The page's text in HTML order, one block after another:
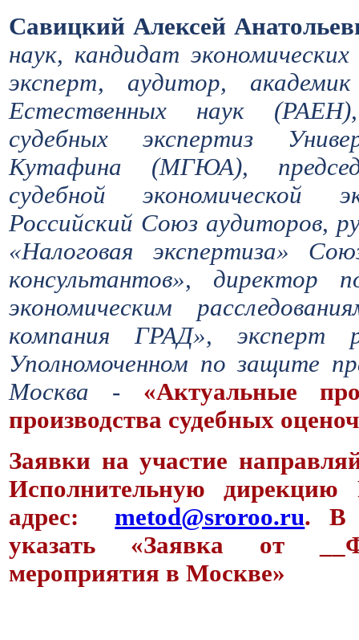
Савицкий Алексей
наук, кандидат
эксперт, аудитор,
Естественных наук
судебных экспертиз
Кутафина (МГЮА),
судебной экономической
Российский Союз аудиторов,
«Налоговая экспертиза»
консультантов», директор
экономическим
компания ГРАД»,
Уполномоченном по защите
Москва - «Актуальные
производства судебных
Заявки на участие
Исполнительную
адрес:metod@sroroo.ru. В
указать «Заявка от
мероприятия в Москве»